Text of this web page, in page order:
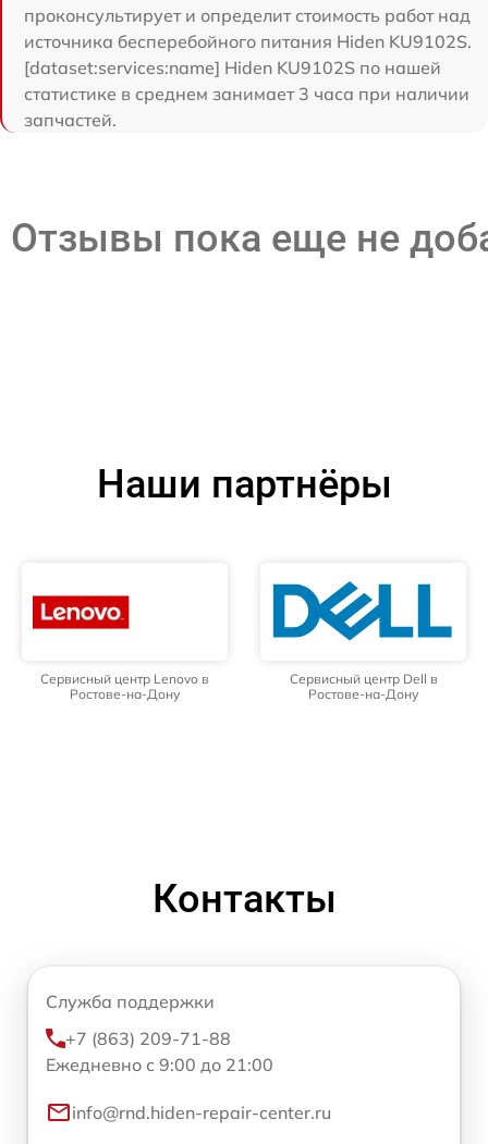
проконсультирует и определит стоимость работ над
источника бесперебойного питания Hiden KU9102S.
[dataset:services:name] Hiden KU9102S по нашей
статистике в среднем занимает 3 часа при наличии
запчастей.
Отзывы пока еще не
Наши партнёры
Сервисный центр Lenovo в
Ростове-на-Дону
Сервисный центр Dell в
Ростове-на-Дону
Контакты
Служба поддержки
+7 (863) 209-71-88
Ежедневно с 9:00 до 21:00
info@rnd.hiden-repair-center.ru